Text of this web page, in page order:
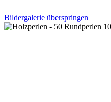
Bildergalerie überspringen